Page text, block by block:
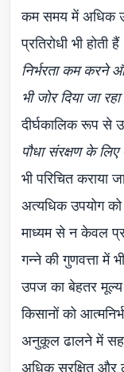
कम समय में अधिक
प्रतिरोधी भी
निर्भरता कम करने
भी जोर दिया जा
दीर्घकालिक रूप से
पौधा संरक्षण के
भी परिचित कराया
अत्यधिक उपयोग
माध्यम से न केवल
गन्ने की गुणवत्ता में
उपज का बेहतर मूल्य
किसानों को
अनुकूल ढालने में
अधिक सुरक्षित और